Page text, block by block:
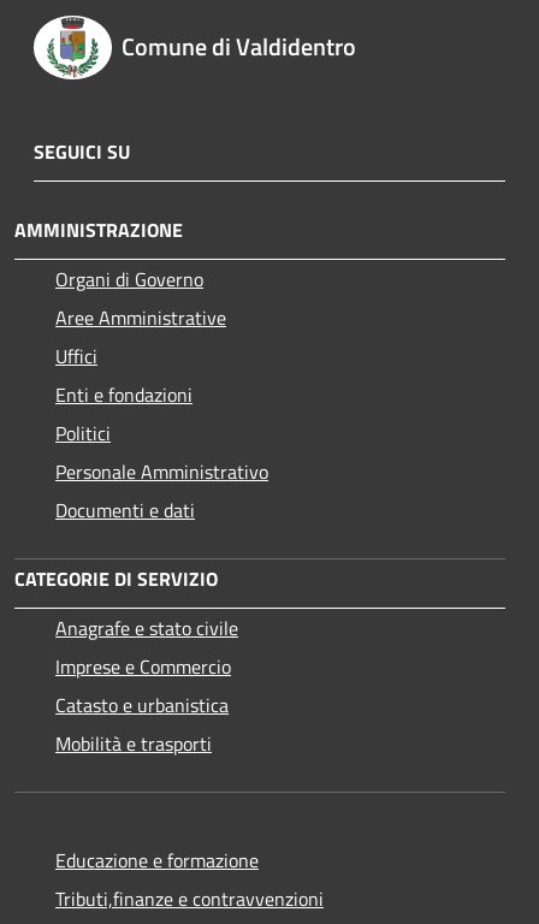
Comune di Valdidentro
SEGUICI SU
AMMINISTRAZIONE
Organi di Governo
Aree Amministrative
Uffici
Enti e fondazioni
Politici
Personale Amministrativo
Documenti e dati
CATEGORIE DI SERVIZIO
Anagrafe e stato civile
Imprese e Commercio
Catasto e urbanistica
Mobilità e trasporti
Educazione e formazione
Tributi,finanze e contravvenzioni